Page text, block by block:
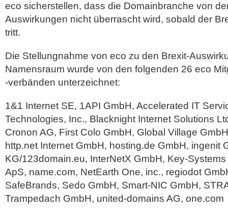
eco sicherstellen, dass die Domainbranche von
Auswirkungen nicht überrascht wird, sobald der
tritt.
Die Stellungnahme von eco zu den Brexit-
Namensraum wurde von den folgenden 26 eco
-verbänden unterzeichnet:
1&1 Internet SE, 1API GmbH, Accelerated IT
Technologies, Inc., Blacknight Internet Solutions
Cronon AG, First Colo GmbH, Global Village
http.net Internet GmbH, hosting.de GmbH, ingenit
KG/123domain.eu, InterNetX GmbH, Key-
ApS, name.com, NetEarth One, inc., regiodot
SafeBrands, Sedo GmbH, Smart-NIC GmbH,
Trampedach GmbH, united-domains AG, one.com